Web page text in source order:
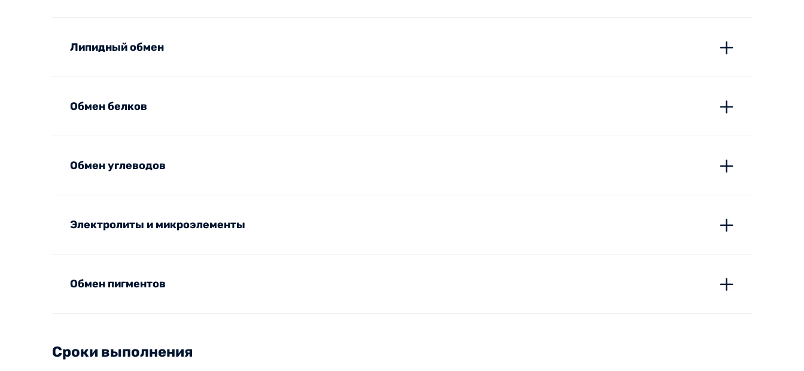
Липидный обмен
Обмен белков
Обмен углеводов
Электролиты и микроэлементы
Обмен пигментов
Сроки выполнения